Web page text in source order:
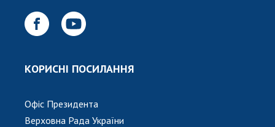
КОРИСНІ ПОСИЛАННЯ
Офіс Президента
Верховна Рада України